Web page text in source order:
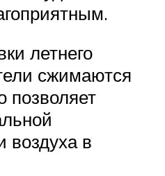
летнего
сжимаются
позволяет
воздуха в